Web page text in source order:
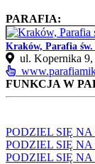
PARAFIA:
Kraków, Parafia
ul. Kopernika
FUNKCJA W
PODZIEL SIĘ
PODZIEL SIĘ NA
PODZIEL SIĘ